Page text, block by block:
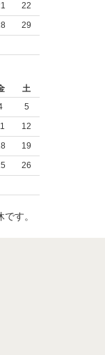
22
29
土
5
12
19
26
す。